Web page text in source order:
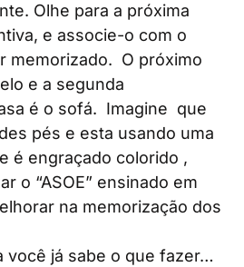
Olhe para a próxima
e associe-o com o
memorizado. O próximo
e a segunda
é o sofá. Imagine que
pés e esta usando uma
é engraçado colorido ,
o “ASOE” ensinado em
na memorização dos
você já sabe o que fazer…